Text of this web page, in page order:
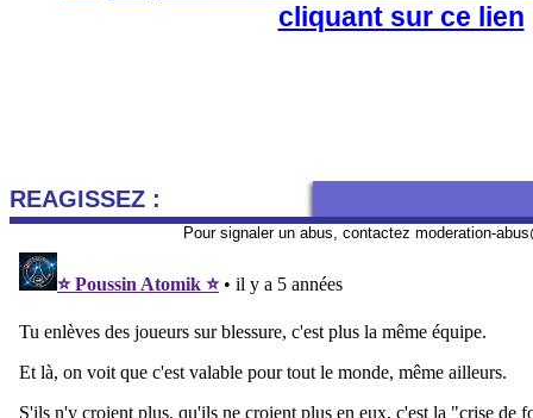
cliquant sur ce lien
REAGISSEZ :
Pour signaler un abus, contactez moderation-